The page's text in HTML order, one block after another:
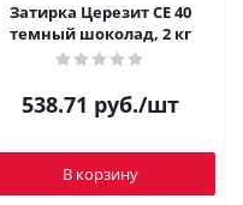
Затирка Церезит CE 40
темный шоколад, 2 кг
538.71 руб./шт
В корзину